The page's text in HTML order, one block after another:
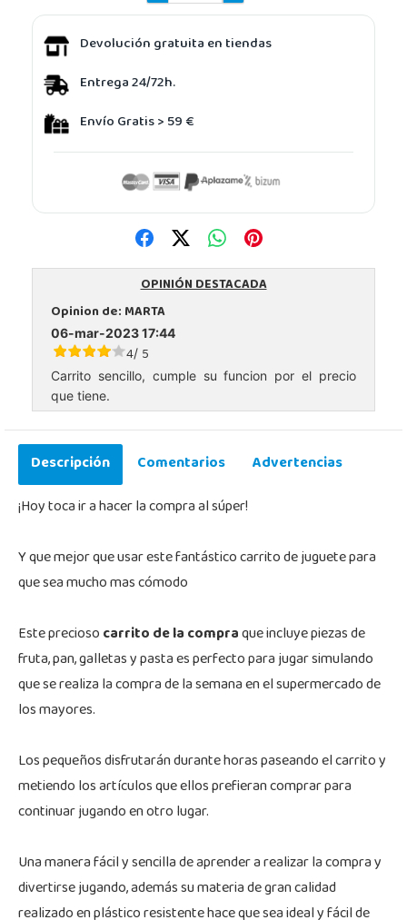
Devolución gratuita en tiendas
Entrega 24/72h.
Envío Gratis > 59 €
OPINIÓN DESTACADA
Opinion de:MARTA
06-mar-2023 17:44
4/ 5
Carrito sencillo, cumple su funcion por el precio
que tiene.
Descripción Comentarios
Advertencias
¡Hoy toca ir a hacer la compra al súper!
Y que mejor que usar este fantástico carrito de juguete para
que sea mucho mas cómodo
Este preciosocarrito de la compraque incluye piezas de
fruta, pan, galletas y pasta es perfecto para jugar simulando
que se realiza la compra de la semana en el supermercado de
los mayores.
Los pequeños disfrutarán durante horas paseando el carrito y
metiendo los artículos que ellos prefieran comprar para
continuar jugando en otro lugar.
Una manera fácil y sencilla de aprender a realizar la compra y
divertirse jugando, además su materia de gran calidad